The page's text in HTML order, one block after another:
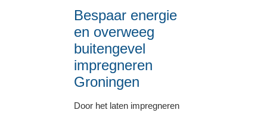
Bespaar energie
en overweeg
buitengevel
impregneren
Groningen
Door het laten impregneren